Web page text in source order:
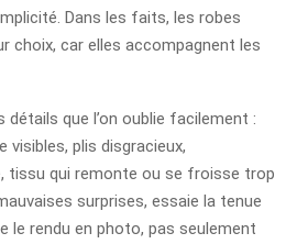
Dans les faits, les robes
choix, car elles accompagnent les
que l’on oublie facilement :
plis disgracieux,
tissu qui remonte ou se froisse trop
surprises, essaie la tenue
le rendu en photo, pas seulement